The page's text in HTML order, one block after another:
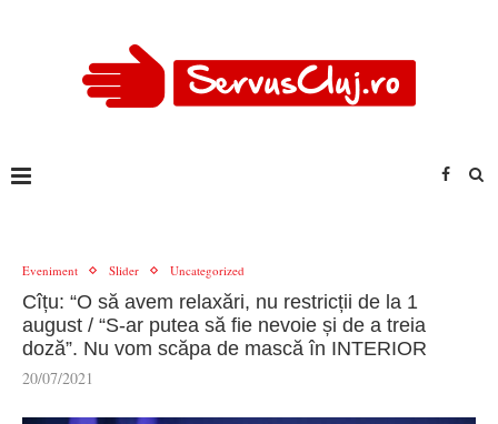
Eveniment Slider Uncategorized
Cîțu: “O să avem relaxări, nu restricții de la 1
august / “S-ar putea să fie nevoie și de a treia
doză”. Nu vom scăpa de mască în INTERIOR
20/07/2021